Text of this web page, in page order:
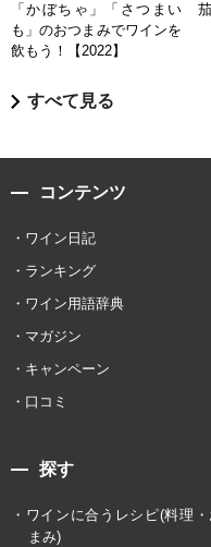
「かぼちゃ」「さつまい
も」のおつまみでワインを
飲もう！【2022】
すべて見る
コンテンツ
ワイン日記
ランキング
ワイン用語辞典
マガジン
キャンペーン
口コミ
探す
ワインに合うレシピ(料理・
まみ)